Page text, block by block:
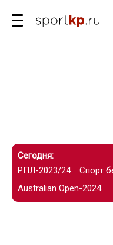
Сегодня:
РПЛ-2023/24
Спорт
Australian Open-2024